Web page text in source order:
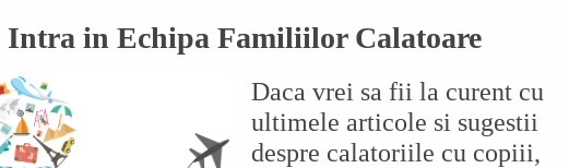
Intra in Echipa Familiilor Calatoare
Daca vrei sa fii la curent cu
ultimele articole si sugestii
despre calatoriile cu copiii,